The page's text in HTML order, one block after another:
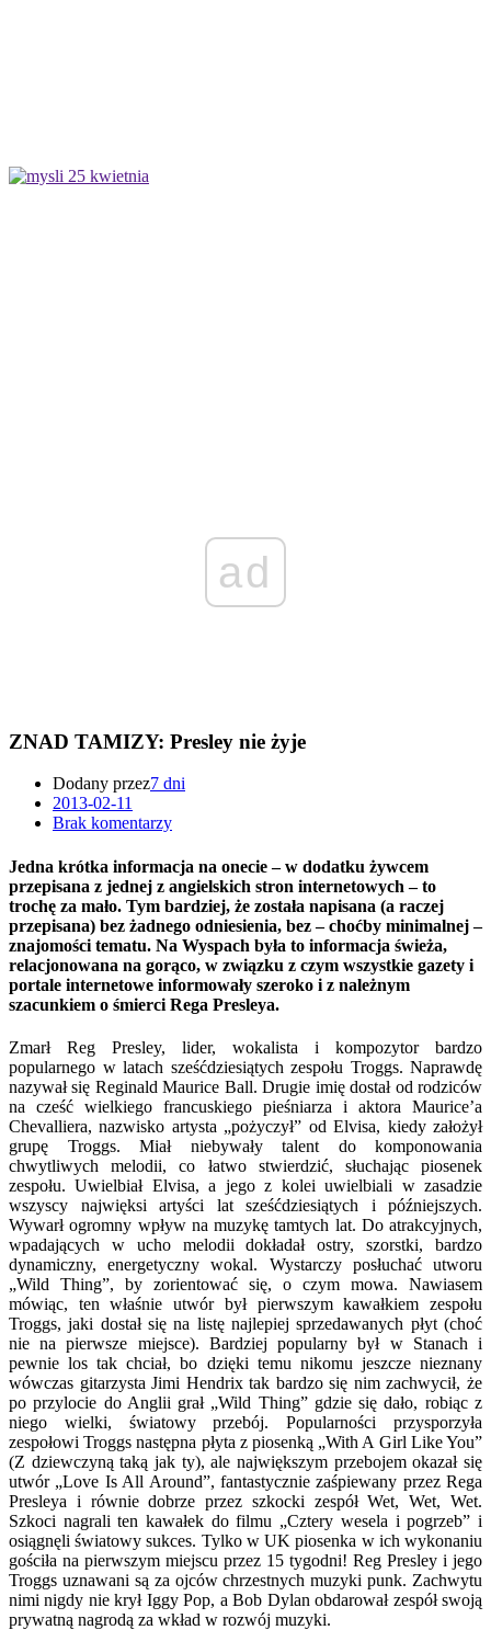
ad
ZNAD TAMIZY: Presley nie żyje
Dodany przez7 dni
2013-02-11
Brak komentarzy
Jedna krótka informacja na onecie – w dodatku żywcem
przepisana z jednej z angielskich stron internetowych – to
trochę za mało. Tym bardziej, że została napisana (a raczej
przepisana) bez żadnego odniesienia, bez – choćby minimalnej –
znajomości tematu. Na Wyspach była to informacja świeża,
relacjonowana na gorąco, w związku z czym wszystkie gazety i
portale internetowe informowały szeroko i z należnym
szacunkiem o śmierci Rega Presleya.
Zmarł Reg Presley, lider, wokalista i kompozytor bardzo
popularnego w latach sześćdziesiątych zespołu Troggs. Naprawdę
nazywał się Reginald Maurice Ball. Drugie imię dostał od rodziców
na cześć wielkiego francuskiego pieśniarza i aktora Maurice’a
Chevalliera, nazwisko artysta „pożyczył” od Elvisa, kiedy założył
grupę Troggs. Miał niebywały talent do komponowania
chwytliwych melodii, co łatwo stwierdzić, słuchając piosenek
zespołu. Uwielbiał Elvisa, a jego z kolei uwielbiali w zasadzie
wszyscy najwięksi artyści lat sześćdziesiątych i późniejszych.
Wywarł ogromny wpływ na muzykę tamtych lat. Do atrakcyjnych,
wpadających w ucho melodii dokładał ostry, szorstki, bardzo
dynamiczny, energetyczny wokal. Wystarczy posłuchać utworu
„Wild Thing”, by zorientować się, o czym mowa. Nawiasem
mówiąc, ten właśnie utwór był pierwszym kawałkiem zespołu
Troggs, jaki dostał się na listę najlepiej sprzedawanych płyt (choć
nie na pierwsze miejsce). Bardziej popularny był w Stanach i
pewnie los tak chciał, bo dzięki temu nikomu jeszcze nieznany
wówczas gitarzysta Jimi Hendrix tak bardzo się nim zachwycił, że
po przylocie do Anglii grał „Wild Thing” gdzie się dało, robiąc z
niego wielki, światowy przebój. Popularności przysporzyła
zespołowi Troggs następna płyta z piosenką „With A Girl Like You”
(Z dziewczyną taką jak ty), ale największym przebojem okazał się
utwór „Love Is All Around”, fantastycznie zaśpiewany przez Rega
Presleya i równie dobrze przez szkocki zespół Wet, Wet, Wet.
Szkoci nagrali ten kawałek do filmu „Cztery wesela i pogrzeb” i
osiągnęli światowy sukces. Tylko w UK piosenka w ich wykonaniu
gościła na pierwszym miejscu przez 15 tygodni! Reg Presley i jego
Troggs uznawani są za ojców chrzestnych muzyki punk. Zachwytu
nimi nigdy nie krył Iggy Pop, a Bob Dylan obdarował zespół swoją
prywatną nagrodą za wkład w rozwój muzyki.